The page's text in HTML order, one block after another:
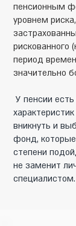
пенсионным
уровнем
рискованного
период
значительно
У пенсии
вникнуть и
фонд,
степени
не заменит
специалистом.